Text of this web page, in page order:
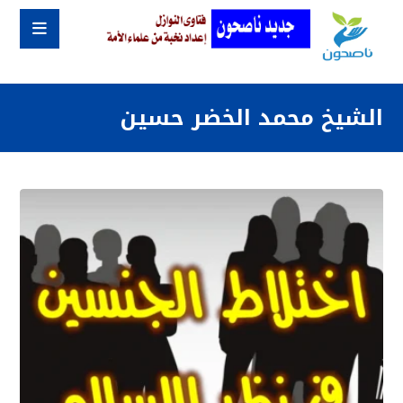
الشيخ محمد الخضر حسين